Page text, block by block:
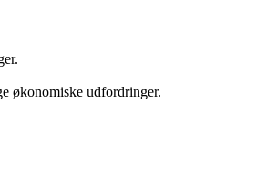
økonomiske udfordringer.